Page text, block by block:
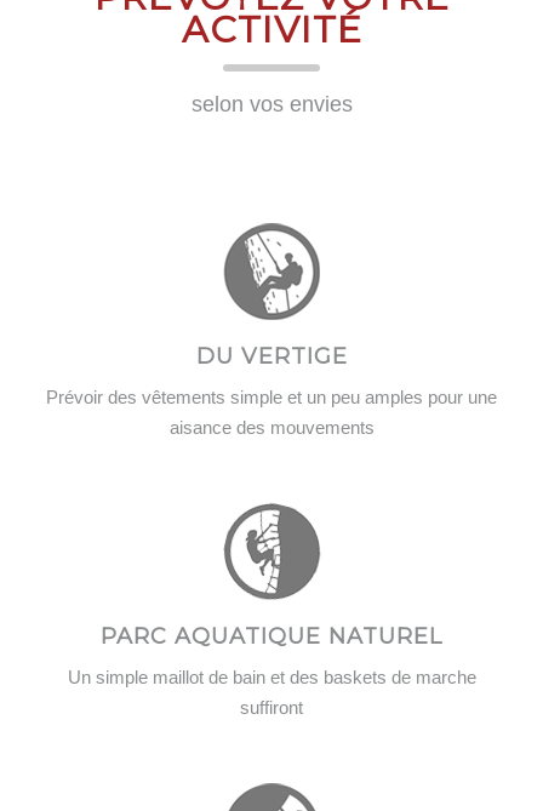
ACTIVITÉ
selon vos envies
DU VERTIGE
Prévoir des vêtements simple et un peu amples pour une
aisance des mouvements
PARC AQUATIQUE NATUREL
Un simple maillot de bain et des baskets de marche
suffiront